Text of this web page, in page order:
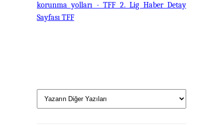
korunma yolları - TFF 2. Lig Haber Detay
Sayfası TFF